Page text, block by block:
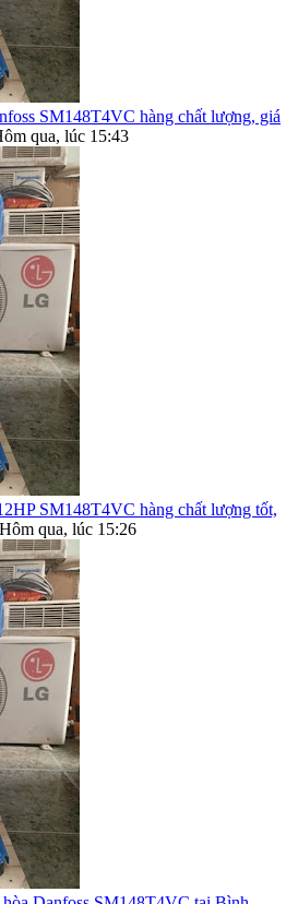
SM148T4VC hàng chất lượng, giá
qua, lúc 15:43
SM148T4VC hàng chất lượng tốt,
Hôm qua, lúc 15:26